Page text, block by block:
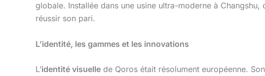
globale. Installée dans une usine ultra-moderne à
réussir son pari.
L’identité, les gammes et les innovations
L’identité visuelle de Qoros était résolument européenne.